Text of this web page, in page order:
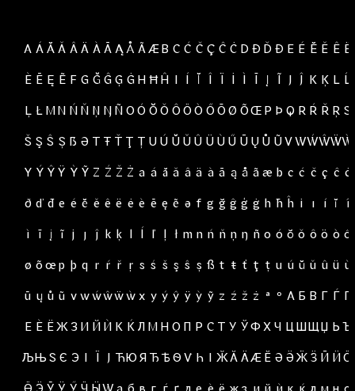
A Á Ă Ǎ Â Ä À Ā ĄÅ ÃÆB C Ć Č Ç Ĉ Ċ D Ð Ď Đ E É Ĕ Ě Ê Ë
È Ē Ę Ẽ F G Ğ Ĝ Ģ Ġ H ĦĤ I Í Ĭ Î Ï İ Ì Ī Į Ĩ J Ĵ K Ķ L Ĺ
Ļ Ł MN Ń Ň Ņ Ŋ Ñ OÓ ŎǑ ÔÖÒ ŐŌØ ÕŒ P Þ Q R Ŕ Ř Ŗ S
Š Ş Ŝ Ș ẞ Ə T Ŧ Ť Ţ Ț U Ú Ŭ Ǔ Û Ü Ù Ű Ū Ų Ů Ũ VWẂŴẄẀ
Y Ý Ŷ Ÿ Ỳ Ỹ Z Ź Ž Ż a á ă ǎ â ä à ā ą å ã æ b c ć č ç ĉ ċ
ð ď đ e é ĕ ě ê ë ė è ē ę ẽ ə f g ğ ĝ ģ ġ h ħ ĥ i ı í ĭ î
ì ī į ĩ j ȷ ĵ k ķ l ĺ ľ ļ ł m n ń ň ņ ŋ ñ o ó ŏ ǒ ô ö ò ő
ø õ œ p þ q r ŕ ř ŗ s ś š ş ŝ ș ß t ŧ ť ţ ț u ú ŭ ǔ û ü ù
ū ų ů ũ v wẃŵẅẁ x y ý ŷ ÿ ỳ ỹ z ź ž ż ª º А Б В Г Ѓ Ґ
Е Ѐ ЁЖ З И Й Ѝ К Ќ Л М Н О П Р С Т У ЎФ Х Ч ЦШЩЏ ЬЪ
ЉЊ Ѕ Є Э І Ї Ј ЋЮЯ Ђ Ѣ ѲѴ Һ Ӏ ӁӐ ӒӔ Ӗ Ә ӚӜ Ӟ Ӣ ӤӦ